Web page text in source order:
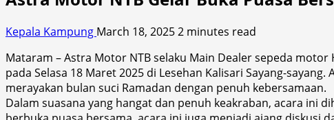
Kepala Kampung March 18, 20252 minutes read
Mataram – Astra Motor NTB selaku Main Dealer sepeda
pada Selasa 18 Maret 2025 di Lesehan Kalisari Sayang-
merayakan bulan suci Ramadan dengan penuh kebersamaan.
Dalam suasana yang hangat dan penuh keakraban, acara ini